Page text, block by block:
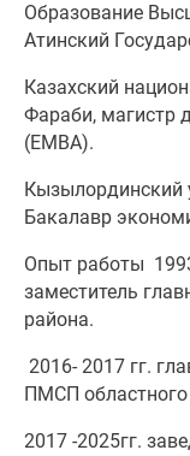
Образование
Атинский
Казахский
Фараби, магистр
(ЕМВА).
Кызылординский
Бакалавр
Опыт работы
заместитель
района.
2016- 2017 гг.
ПМСП областного
2017 -2025гг.